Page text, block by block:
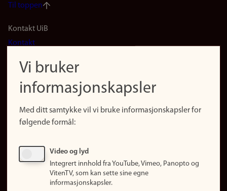
Til toppen
Footer
(no)
Kontakt UiB
Kontakt
Finn forsker
Presse
Finn studier
Ledige stillinger
Vi bruker
informasjonskapsler
Med ditt samtykke vil vi bruke informasjonskapsler for
følgende formål:
Video og lyd
Integrert innhold fra YouTube, Vimeo, Panopto og
VitenTV, som kan sette sine egne
informasjonskapsler.